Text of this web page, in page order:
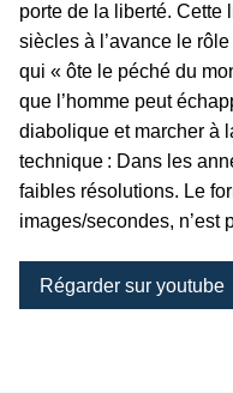
porte de la liberté. Cette
siècles à l’avance le
qui « ôte le péché du
que l’homme peut
diabolique et marcher à
technique : Dans les
faibles résolutions. Le
images/secondes, n’est
Régarder sur youtube